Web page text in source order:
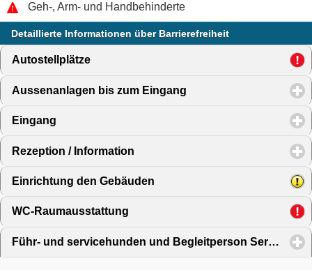
Geh-, Arm- und Handbehinderte
Detaillierte Informationen über Barrierefreiheit
Autostellplätze
Aussenanlagen bis zum Eingang click to expand
Eingang
Rezeption / Information
Einrichtung den Gebäuden
WC-Raumausstattung
Führ- und servicehunden und Begleitperson Service